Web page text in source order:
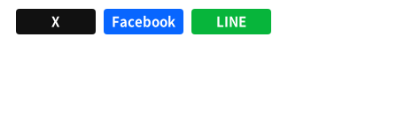
X Facebook LINE